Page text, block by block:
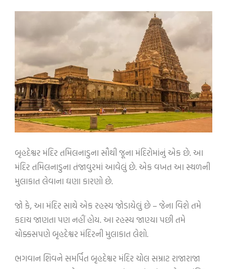
બૃહદેશ્વર મંદિર તમિલનાડુના સૌથી જૂના મંદિરોમાંનું એક છે. આ
મંદિર તમિલનાડુના તંજાવુરમાં આવેલું છે. એક વખત આ સ્થળની
મુલાકાત લેવાના ઘણા કારણો છે.
જો કે, આ મંદિર સાથે એક રહસ્ય જોડાયેલું છે – જેના વિશે તમે
કદાચ જાણતા પણ નહીં હોય. આ રહસ્ય જાણ્યા પછી તમે
ચોક્કસપણે બૃહદેશ્વર મંદિરની મુલાકાત લેશો.
ભગવાન શિવને સમર્પિત બૃહદેશ્વર મંદિર ચોલ સમ્રાટ રાજારાજા